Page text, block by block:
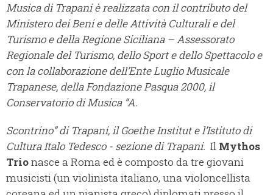
Musica di Trapani è realizzata con il contributo del
Ministero dei Beni e delle Attività Culturali e del
Turismo e della Regione Siciliana – Assessorato
Regionale del Turismo, dello Sport e dello Spettacolo e
con la collaborazione dell’Ente Luglio Musicale
Trapanese, della Fondazione Pasqua 2000, il
Conservatorio di Musica “A.
Scontrino” di Trapani, il Goethe Institut e l’Istituto di
Cultura Italo Tedesco - sezione di Trapani. Il Mythos
Trionasce a Roma ed è composto da tre giovani
musicisti (un violinista italiano, una violoncellista